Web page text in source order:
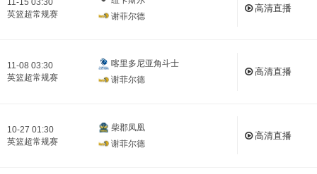
英篮超常规赛
谢菲尔德
高清直播
11-08 03:30
英篮超常规赛
喀里多尼亚角斗士
谢菲尔德
高清直播
10-27 01:30
英篮超常规赛
柴郡凤凰
谢菲尔德
高清直播